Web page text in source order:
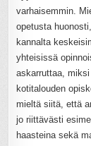
varhaisemmin.
opetusta
kannalta
yhteisissä
askarruttaa,
kotitalouden
mieltä siitä, että
jo riittävästi
haasteina sekä